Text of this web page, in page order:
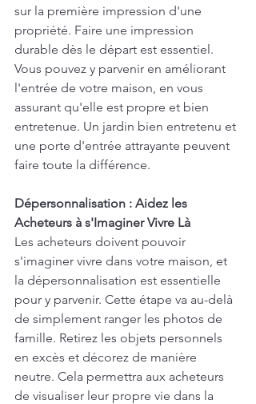
sur la première impression d'une
propriété. Faire une impression
durable dès le départ est essentiel.
Vous pouvez y parvenir en améliorant
l'entrée de votre maison, en vous
assurant qu'elle est propre et bien
entretenue. Un jardin bien entretenu et
une porte d'entrée attrayante peuvent
faire toute la différence.
Dépersonnalisation : Aidez les
Acheteurs à s'Imaginer Vivre Là
Les acheteurs doivent pouvoir
s'imaginer vivre dans votre maison, et
la dépersonnalisation est essentielle
pour y parvenir. Cette étape va au-delà
de simplement ranger les photos de
famille. Retirez les objets personnels
en excès et décorez de manière
neutre. Cela permettra aux acheteurs
de visualiser leur propre vie dans la